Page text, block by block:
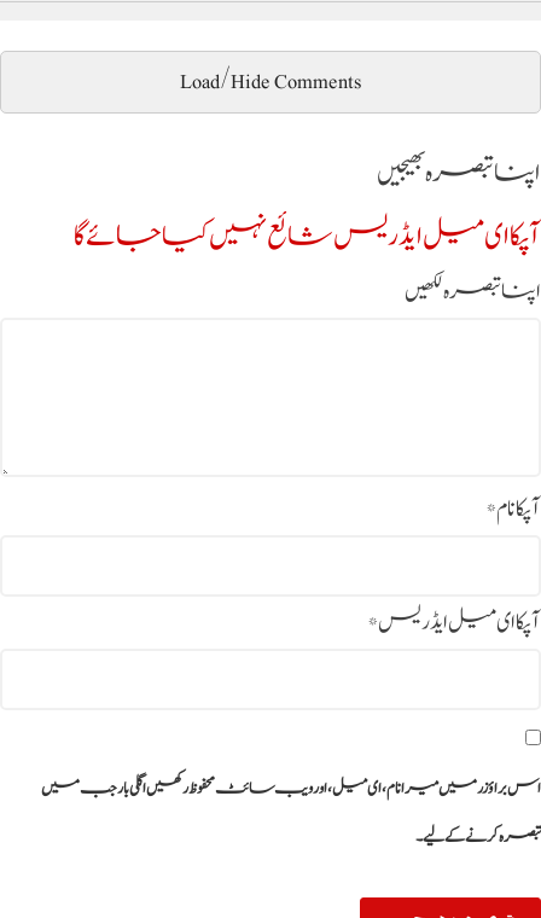
Load/Hide Comments
اپنا تبصرہ بھیجیں
آپکا ای میل ایڈریس شائع نہیں کیا جائے گا
اپنا تبصرہ لکھیں
آپکا نام*
آپکا ای میل ایڈریس*
اس براؤزر میں میرا نام، ای میل، اور ویب سائٹ محفوظ رکھیں اگلی بار جب میں
تبصرہ کرنے کےلیے۔